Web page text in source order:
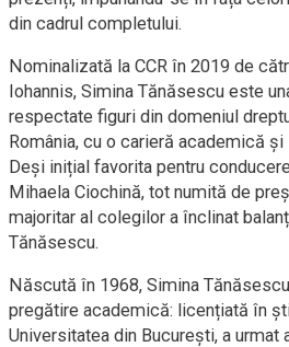
din cadrul completului.
Nominalizată la CCR în 2019 de
Iohannis, Simina Tănăsescu este
respectate figuri din domeniul
România, cu o carieră academică
Deși inițial favorita pentru
Mihaela Ciochină, tot numită de
majoritar al colegilor a înclinat
Tănăsescu.
Născută în 1968, Simina
pregătire academică: licențiată în
Universitatea din București, a